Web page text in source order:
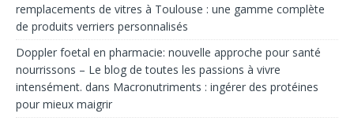
remplacements de vitres à Toulouse : une gamme complète
de produits verriers personnalisés
Doppler foetal en pharmacie: nouvelle approche pour santé
nourrissons – Le blog de toutes les passions à vivre
intensément. dans Macronutriments : ingérer des protéines
pour mieux maigrir